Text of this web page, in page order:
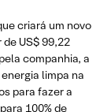
criará um novo
US$ 99,22
companhia, a
limpa na
para fazer a
100% de